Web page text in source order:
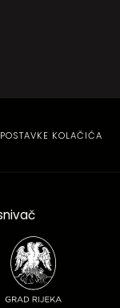
POSTAVKE KOLAČIĆA